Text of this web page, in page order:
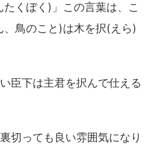
たくぼく)」この言葉は、こ
鳥のこと)は木を択(えら)
臣下は主君を択んで仕える
切っても良い雰囲気になり